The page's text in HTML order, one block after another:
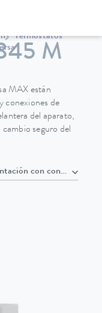
Termostatos
M
MAX están
conexiones de
del aparato,
seguro del
Cable de alimentación con